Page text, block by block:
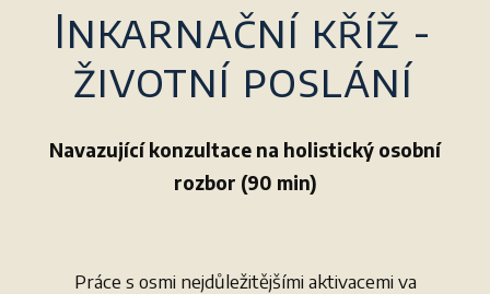
Inkarnační kříž -
životní poslání
Navazující konzultace na holistický osobní
rozbor (90 min)
Práce s osmi nejdůležitějšími aktivacemi va